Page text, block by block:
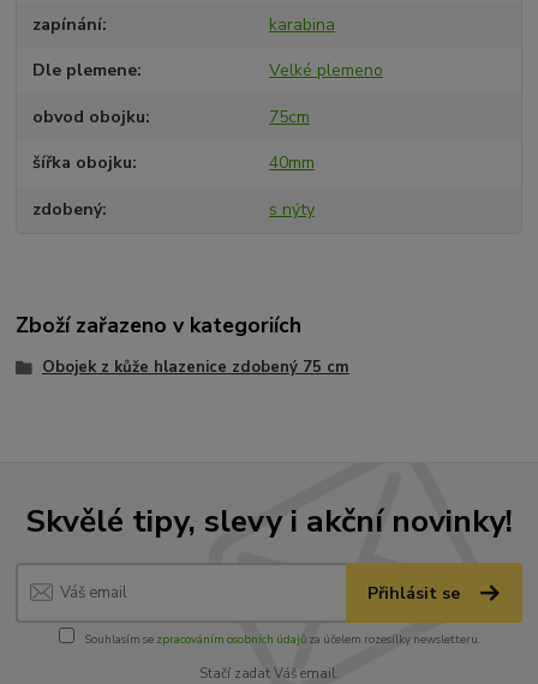
zapínání karabina
Dle plemene Velké plemeno
obvod obojku 75cm
šířka obojku 40mm
zdobený s nýty
Zboží zařazeno v kategoriích
Obojek z kůže hlazenice zdobený 75 cm
Skvělé tipy, slevy i akční novinky!
Přihlásit se
Souhlasím se zpracováním osobních údajůza účelem rozesílky newsletteru.
Stačí zadat Váš email.